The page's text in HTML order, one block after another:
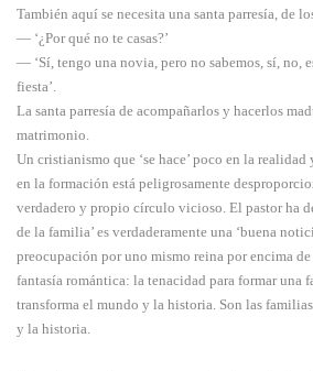
También aquí se necesita una santa parresía, de
— ‘¿Por qué no te casas?’
— ‘Sí, tengo una novia, pero no sabemos, sí, no,
fiesta’.
La santa parresía de acompañarlos y hacerlos
matrimonio.
​Un cristianismo que ‘se hace’ poco en la
en la formación está peligrosamente
verdadero y propio círculo vicioso. El pastor ha
de la familia’ es verdaderamente una ‘buena
preocupación por uno mismo reina por encima
fantasía romántica: la tenacidad para formar una
transforma el mundo y la historia. Son las
y la historia.